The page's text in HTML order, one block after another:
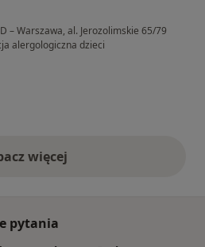
– Warszawa, al. Jerozolimskie 65/79
alergologiczna dzieci
więcej
opinie powyżej
pytania